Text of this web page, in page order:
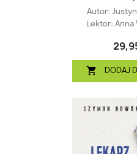
Autor:
Lektor: Anna
 DODAJ